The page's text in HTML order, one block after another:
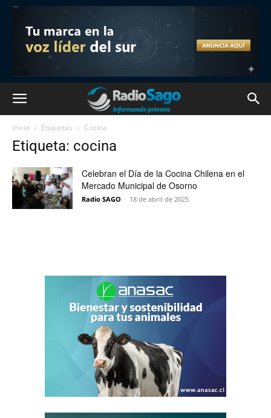
Inicio Etiquetas Cocina
Etiqueta: cocina
Celebran el Día de la Cocina Chilena en el
Mercado Municipal de Osorno
Radio SAGO - 18 de abril de 2025